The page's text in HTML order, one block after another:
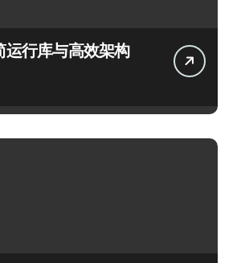
行库与高效架构